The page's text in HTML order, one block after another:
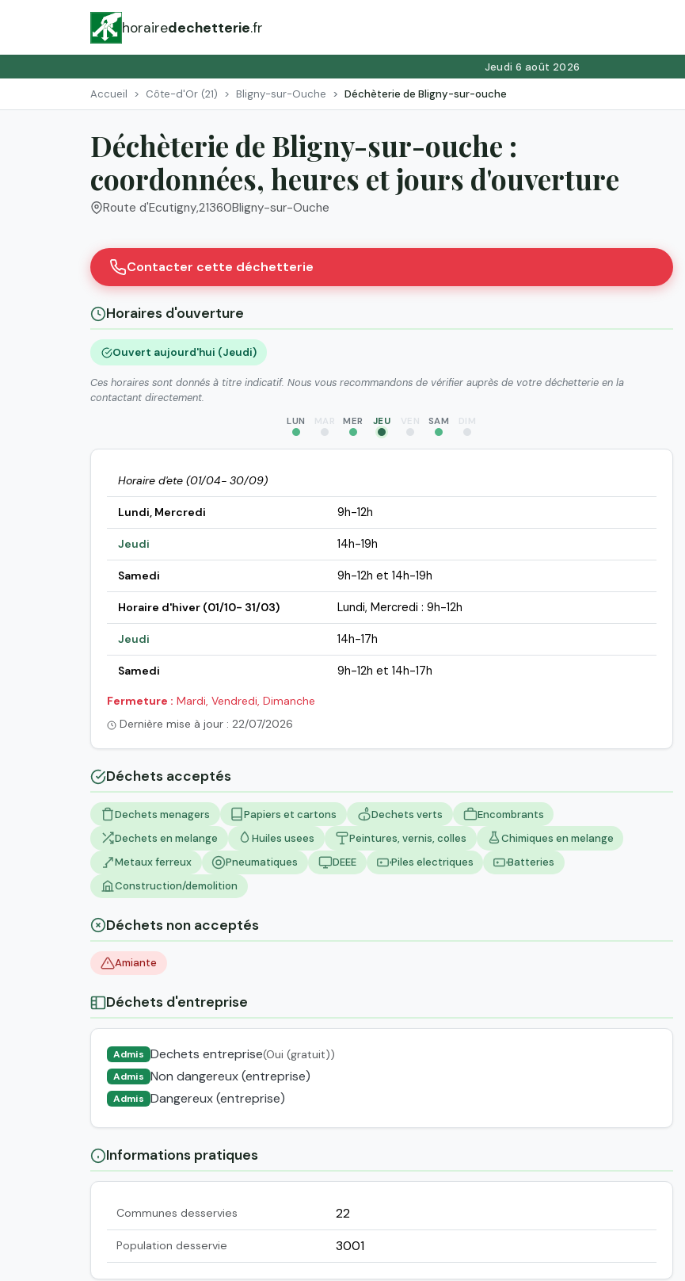
horairedechetterie.fr
Jeudi 6 août 2026
Accueil Côte-d'Or (21) Bligny-sur-Ouche Déchèterie de Bligny-sur-ouche
Déchèterie de Bligny-sur-ouche :
coordonnées, heures et jours d'ouverture
Route d'Ecutigny,21360Bligny-sur-Ouche
Contacter cette déchetterie
Horaires d'ouverture
Ouvert aujourd'hui (Jeudi)
Ces horaires sont donnés à titre indicatif. Nous vous recommandons de vérifier auprès de votre déchetterie en la
contactant directement.
LUN MAR MER JEU VEN SAM DIM
Horaire d'ete (01/04- 30/09)
Lundi, Mercredi 9h-12h
Jeudi 14h-19h
Samedi 9h-12h et 14h-19h
Horaire d'hiver (01/10- 31/03) Lundi, Mercredi : 9h-12h
Jeudi 14h-17h
Samedi 9h-12h et 14h-17h
Fermeture : Mardi, Vendredi, Dimanche
Dernière mise à jour : 22/07/2026
Déchets acceptés
Dechets menagers Papiers et cartons Dechets verts
Encombrants
Dechets en melange
Huiles usees Peintures, vernis, colles
Chimiques en melange
Metaux ferreux
Pneumatiques DEEE Piles electriques
Batteries
Construction/demolition
Déchets non acceptés
Amiante
Déchets d'entreprise
Admis Dechets entreprise(Oui (gratuit))
Admis Non dangereux (entreprise)
Admis Dangereux (entreprise)
Informations pratiques
Communes desservies 22
Population desservie 3001